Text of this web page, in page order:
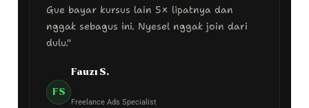
Gue bayar kursus lain 5× lipatnya dan
nggak sebagus ini. Nyesel nggak join dari
dulu."
FS
Fauzi S.
Freelance Ads Specialist